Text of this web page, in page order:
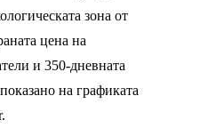
зона от
цена на
и 350-дневната
на графиката